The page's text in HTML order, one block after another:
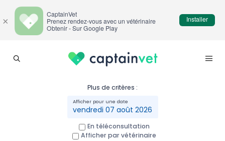
Plus de critères :
vendredi 07 août 2026
En téléconsultation
Afficher par vétérinaire
×
CaptainVet
Prenez rendez-vous avec un vétérinaire
Obtenir - Sur Google Play
Installer